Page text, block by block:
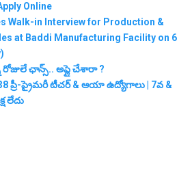
Online
Walk-in Interview for Production &
at Baddi Manufacturing Facility on 6
రోజులే ఛాన్స్.. అప్లై చేశారా ?
ప్రీ-ప్రైమరీ టీచర్ & ఆయా ఉద్యోగాలు | 7వ &
లేదు